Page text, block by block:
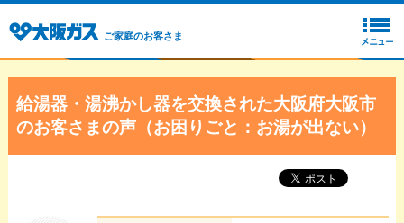
ご家庭のお客さま
給湯器・湯沸かし器を交換された大阪府大阪市
のお客さまの声（お困りごと：お湯が出ない）